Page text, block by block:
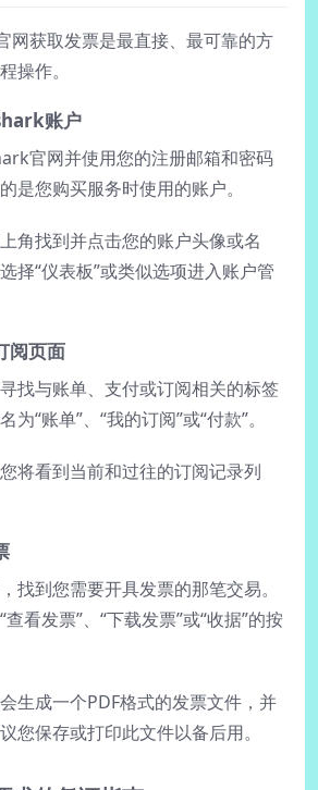
网获取发票是最直接、最可靠的方
操作。
账户
官网并使用您的注册邮箱和密码
是您购买服务时使用的账户。
角找到并点击您的账户头像或名
择“仪表板”或类似选项进入账户管
阅页面
找与账单、支付或订阅相关的标签
“账单”、“我的订阅”或“付款”。
将看到当前和过往的订阅记录列
找到您需要开具发票的那笔交易。
看发票”、“下载发票”或“收据”的按
生成一个PDF格式的发票文件，并
您保存或打印此文件以备后用。